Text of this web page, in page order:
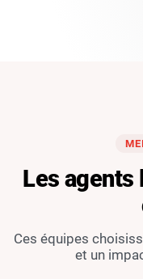
Les agents
Ces équipes
et un